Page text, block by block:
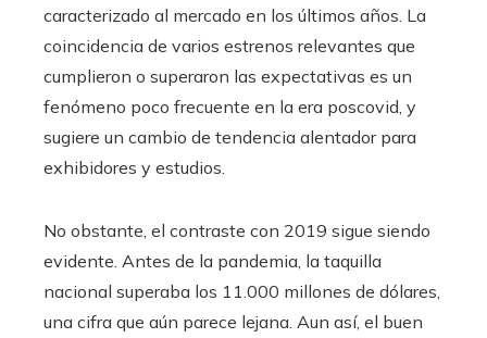
caracterizado al mercado en los últimos años. La
coincidencia de varios estrenos relevantes que
cumplieron o superaron las expectativas es un
fenómeno poco frecuente en la era poscovid, y
sugiere un cambio de tendencia alentador para
exhibidores y estudios.
No obstante, el contraste con 2019 sigue siendo
evidente. Antes de la pandemia, la taquilla
nacional superaba los 11.000 millones de dólares,
una cifra que aún parece lejana. Aun así, el buen